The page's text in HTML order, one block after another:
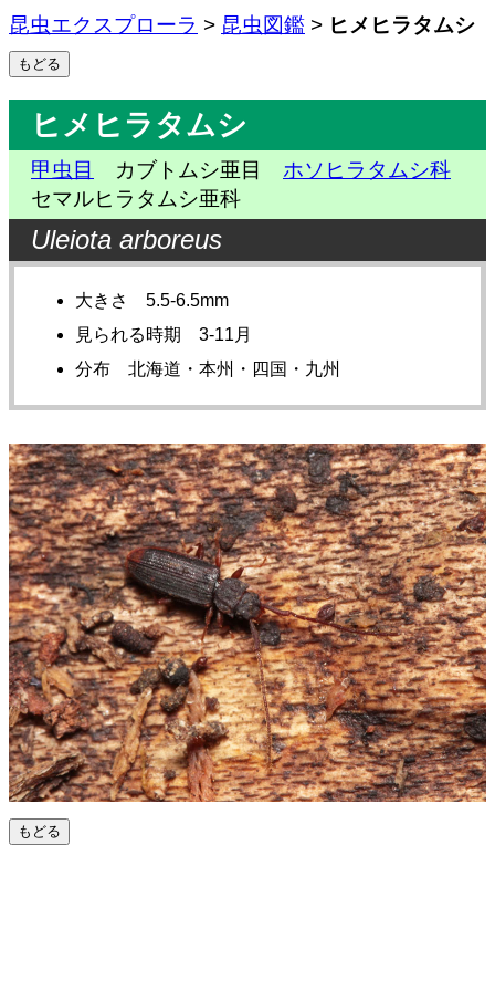
昆虫エクスプローラ > 昆虫図鑑 > ヒメヒラタムシ
ヒメヒラタムシ
甲虫目 カブトムシ亜目 ホソヒラタムシ科
セマルヒラタムシ亜科
Uleiota arboreus
大きさ 5.5-6.5mm
見られる時期 3-11月
分布 北海道・本州・四国・九州